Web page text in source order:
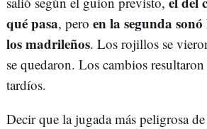
qué pasa, pero en la segunda
los madrileños. Los rojillos se
se quedaron. Los cambios
tardíos.
Decir que la jugada más peligrosa